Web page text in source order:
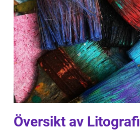
Översikt av Litografi